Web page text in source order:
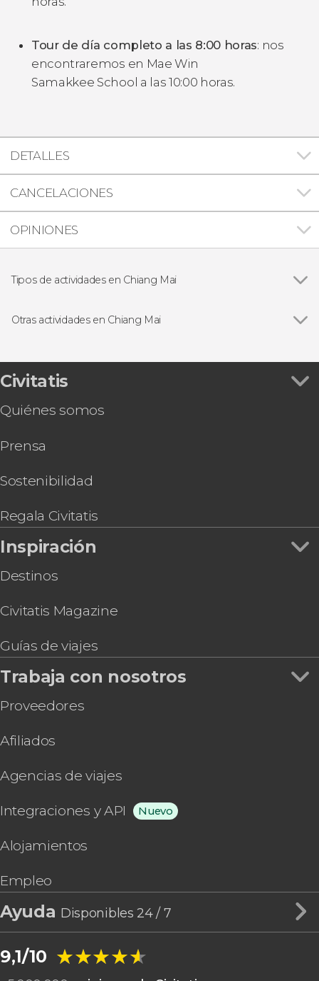
Tour de día completo a las 8:00 horas: nos
encontraremos en Mae Win
Samakkee School a las 10:00 horas.
DETALLES
CANCELACIONES
OPINIONES
Tipos de actividades en Chiang Mai
Visitas guiadas y free tours
Otras actividades en Chiang Mai
Free tour por Chiang Mai
Clase de cocina tailandesa
Tour gastronómico por Chiang Mai
Masaje tailandés en Chiang Mai
Tour privado por Doi Suthep y Wat Pha Lat
Civitatis
Quiénes somos
Prensa
Sostenibilidad
Regala Civitatis
Inspiración
Destinos
Civitatis Magazine
Guías de viajes
Trabaja con nosotros
Proveedores
Afiliados
Agencias de viajes
Integraciones y API Nuevo
Alojamientos
Empleo
Ayuda Disponibles 24 / 7
9,1/10 ★★★★★
★★★★★